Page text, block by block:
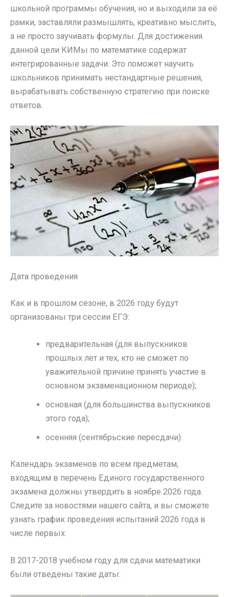
школьной программы обучения, но и выходили за её
рамки, заставляли размышлять, креативно мыслить,
а не просто заучивать формулы. Для достижения
данной цели КИМы по математике содержат
интегрированные задачи. Это поможет научить
школьников принимать нестандартные решения,
вырабатывать собственную стратегию при поиске
ответов.
Дата проведения
Как и в прошлом сезоне, в 2026 году будут
организованы три сессии ЕГЭ:
предварительная (для выпускников
прошлых лет и тех, кто не сможет по
уважительной причине принять участие в
основном экзаменационном периоде);
основная (для большинства выпускников
этого года);
осенняя (сентябрьские пересдачи).
Календарь экзаменов по всем предметам,
входящим в перечень Единого государственного
экзамена должны утвердить в ноябре 2026 года.
Следите за новостями нашего сайта, и вы сможете
узнать график проведения испытаний 2026 года в
числе первых.
В 2017-2018 учебном году для сдачи математики
были отведены такие даты: